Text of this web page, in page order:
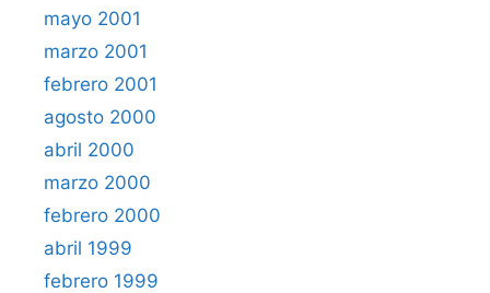
mayo 2001
marzo 2001
febrero 2001
agosto 2000
abril 2000
marzo 2000
febrero 2000
abril 1999
febrero 1999